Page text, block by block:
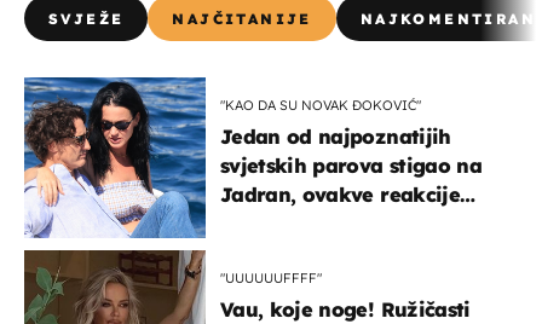
SVJEŽE NAJČITANIJE
"KAO DA SU NOVAK ĐOKOVIĆ"
Jedan od najpoznatijih
svjetskih parova stigao na
Jadran, ovakve reakcije
"UUUUUUFFFF"
Vau, koje noge! Ružičasti